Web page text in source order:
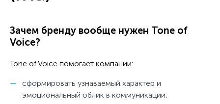
Зачем бренду вообще нужен Tone of
Voice?
Tone of Voice помогает компании:
сформировать узнаваемый характер и
эмоциональный облик в коммуникации;